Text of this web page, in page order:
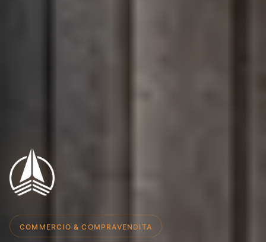
COMMERCIO & COMPRAVENDITA